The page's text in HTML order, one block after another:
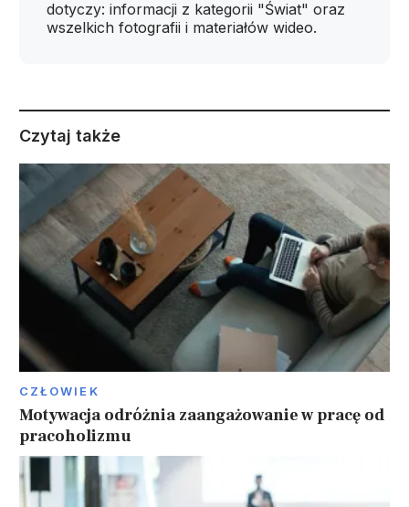
dotyczy: informacji z kategorii "Świat" oraz
wszelkich fotografii i materiałów wideo.
Czytaj także
CZŁOWIEK
Motywacja odróżnia zaangażowanie w pracę od
pracoholizmu